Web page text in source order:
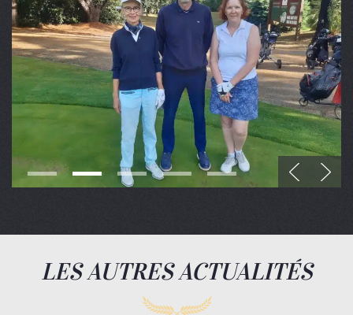
LES AUTRES ACTUALITÉS